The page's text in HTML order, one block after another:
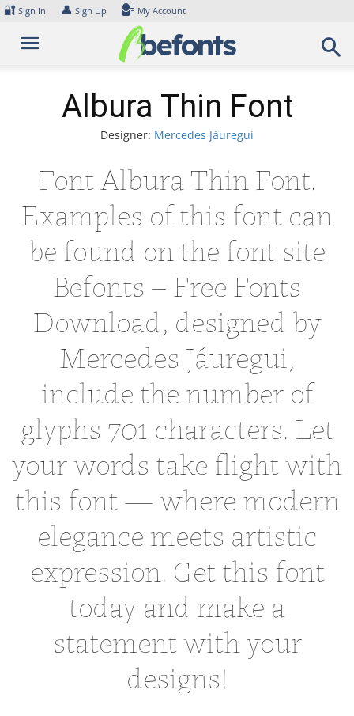
Skip
content
🔐 Sign In 👤 Sign Up My Account
Albura Thin Font
Designer: Mercedes Jáuregui
Font Albura Thin Font.
Examples of this font can
be found on the font site
Befonts – Free Fonts
Download, designed by
Mercedes Jáuregui,
include the number of
glyphs 701 characters. Let
your words take flight with
this font — where modern
elegance meets artistic
expression. Get this font
today and make a
statement with your
designs!